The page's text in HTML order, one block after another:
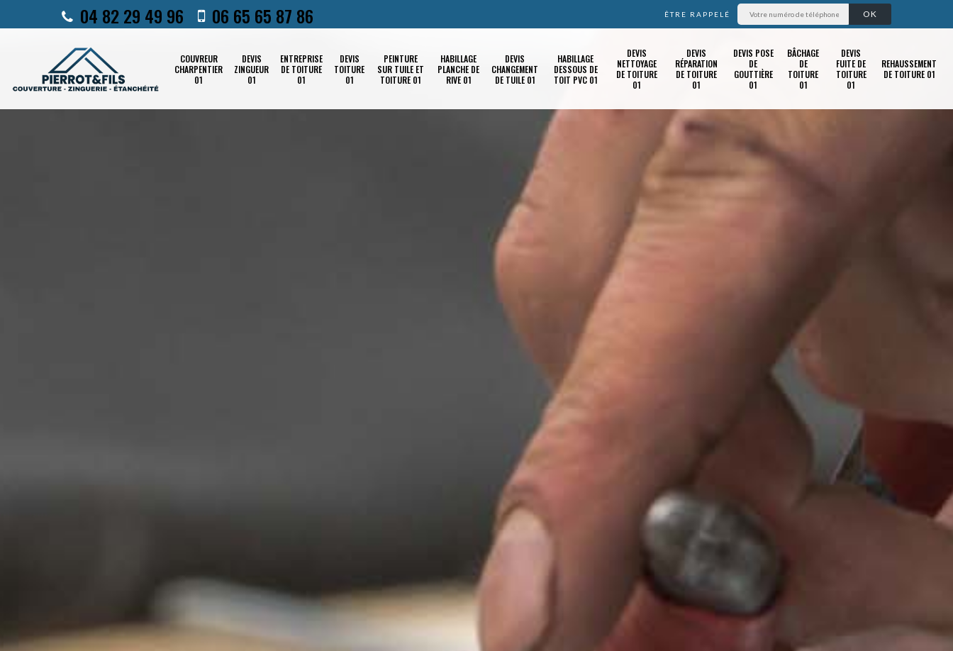
04 82 29 49 96 06 65 65 87 86 ÊTRE RAPPELÉ
COUVREUR
CHARPENTIER
01
DEVIS
ZINGUEUR
01
ENTREPRISE
DE TOITURE
01
DEVIS
TOITURE
01
PEINTURE
SUR TUILE ET
TOITURE 01
HABILLAGE
PLANCHE DE
RIVE 01
DEVIS
CHANGEMENT
DE TUILE 01
HABILLAGE
DESSOUS DE
TOIT PVC 01
DEVIS
NETTOYAGE
DE TOITURE
01
DEVIS
RÉPARATION
DE TOITURE
01
DEVIS POSE
DE
GOUTTIÈRE
01
BÂCHAGE
DE
TOITURE
01
DEVIS
FUITE DE
TOITURE
01
REHAUSSEMENT
DE TOITURE 01